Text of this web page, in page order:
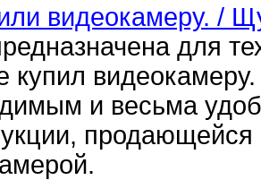
видеокамеру. /
для
купил
и весьма
продающейся